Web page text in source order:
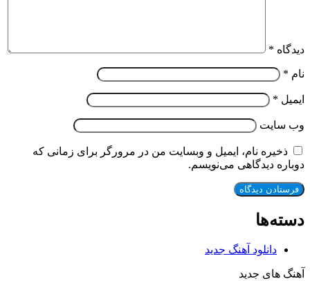
دیدگاه *
نام *
ایمیل *
وب‌ سایت
ذخیره نام، ایمیل و وبسایت من در مرورگر برای زمانی که
دوباره دیدگاهی می‌نویسم.
دسته‌ها
دانلود آهنگ جدید
آهنگ های جدید